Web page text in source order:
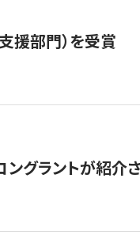
援部門）を受賞
グラントが紹介さ